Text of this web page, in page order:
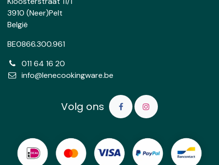
3910 (Neer)Pelt
België
BE0866.300.961
011 64 16 20
info@lenecookingware.be
Volg ons